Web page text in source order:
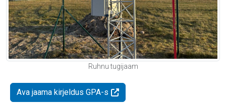
Ruhnu tugijaam
Ava jaama kirjeldus GPA-s